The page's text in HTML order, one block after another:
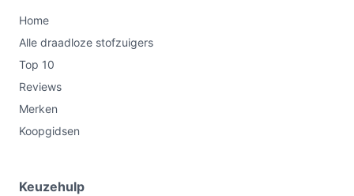
Home
Alle draadloze stofzuigers
Top 10
Reviews
Merken
Koopgidsen
Keuzehulp